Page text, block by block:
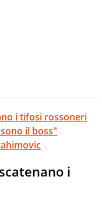
i tifosi rossoneri
il boss"
i